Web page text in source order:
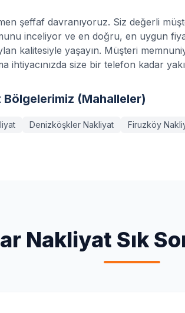
şeffaf davranıyoruz. Siz değerli
inceliyor ve en doğru, en uygun
kalitesiyle yaşayın. Müşteri
ihtiyacınızda size bir telefon kadar
(Mahalleler)
Denizköşkler Nakliyat Firuzköy
Nakliyat Sık